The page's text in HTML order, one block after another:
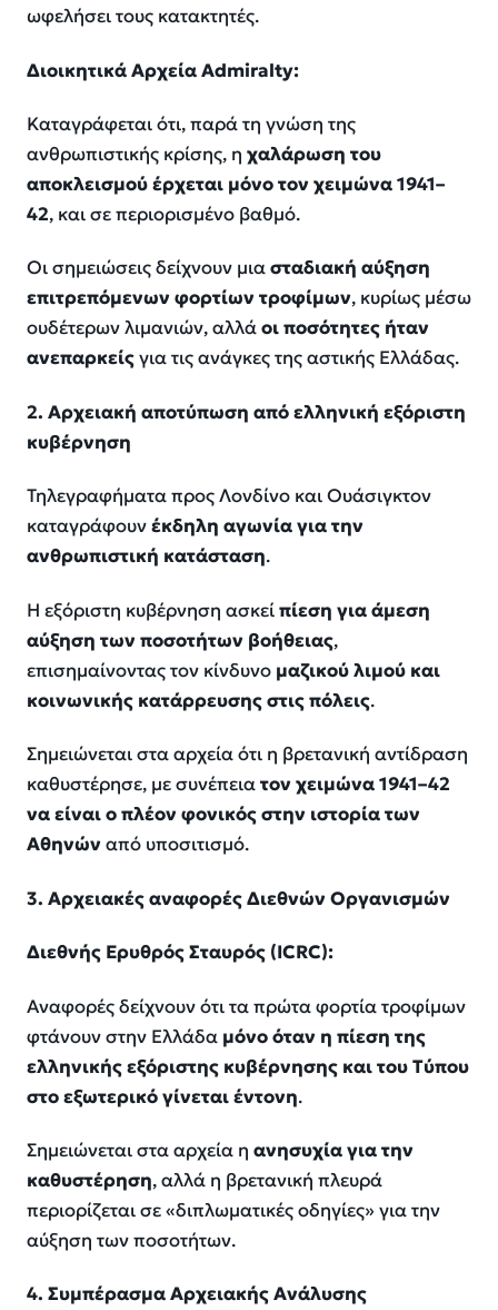
ωφελήσει τους κατακτητές.
Διοικητικά ΑρχείαAdmiralty:
Καταγράφεται ότι, παρά τη γνώση της
ανθρωπιστικής κρίσης, η χαλάρωση του
αποκλεισμού έρχεται μόνο τον χειμώνα 1941–
42, και σε περιορισμένο βαθμό.
Οι σημειώσεις δείχνουν μιασταδιακή αύξηση
επιτρεπόμενων φορτίων τροφίμων, κυρίως μέσω
ουδέτερων λιμανιών, αλλάοι ποσότητες ήταν
ανεπαρκείςγια τις ανάγκες της αστικής Ελλάδας.
2. Αρχειακή αποτύπωση από ελληνική εξόριστη
κυβέρνηση
Τηλεγραφήματα προς Λονδίνο και Ουάσιγκτον
καταγράφουνέκδηλη αγωνία για την
ανθρωπιστική κατάσταση.
Η εξόριστη κυβέρνηση ασκείπίεση για άμεση
αύξηση των ποσοτήτων βοήθειας,
επισημαίνοντας τον κίνδυνο μαζικού λιμού και
κοινωνικής κατάρρευσης στις πόλεις.
Σημειώνεται στα αρχεία ότι η βρετανική αντίδραση
καθυστέρησε, με συνέπειατον χειμώνα 1941–42
να είναι ο πλέον φονικός στην ιστορία των
Αθηνώναπό υποσιτισμό.
3. Αρχειακές αναφορές Διεθνών Οργανισμών
Διεθνής Ερυθρός Σταυρός (ICRC):
Αναφορές δείχνουν ότι τα πρώτα φορτία τροφίμων
φτάνουν στην Ελλάδα μόνο όταν η πίεση της
ελληνικής εξόριστης κυβέρνησης και του Τύπου
στο εξωτερικό γίνεται έντονη.
Σημειώνεται στα αρχεία η ανησυχία για την
καθυστέρηση, αλλά η βρετανική πλευρά
περιορίζεται σε «διπλωματικές οδηγίες» για την
αύξηση των ποσοτήτων.
4. Συμπέρασμα Αρχειακής Ανάλυσης